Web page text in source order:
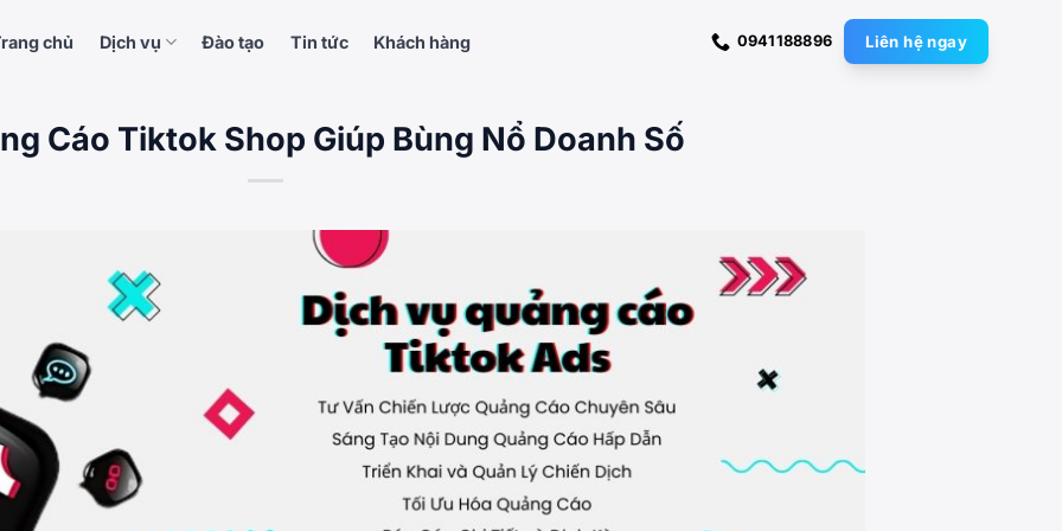
chủ Dịch vụ Đào tạo Tin tức Khách hàng 0941188896 Liên hệ ngay
Cáo Tiktok Shop Giúp Bùng Nổ Doanh Số